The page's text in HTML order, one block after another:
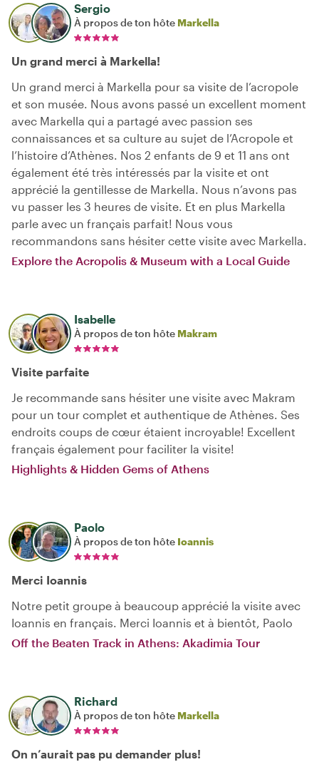
Sergio
À propos de ton hôte Markella
Un grand merci à Markella!
Un grand merci à Markella pour sa visite de l’acropole
et son musée. Nous avons passé un excellent moment
avec Markella qui a partagé avec passion ses
connaissances et sa culture au sujet de l’Acropole et
l’histoire d’Athènes. Nos 2 enfants de 9 et 11 ans ont
également été très intéressés par la visite et ont
apprécié la gentillesse de Markella. Nous n’avons pas
vu passer les 3 heures de visite. Et en plus Markella
parle avec un français parfait! Nous vous
recommandons sans hésiter cette visite avec Markella.
Explore the Acropolis & Museum with a Local Guide
Isabelle
À propos de ton hôte Makram
Visite parfaite
Je recommande sans hésiter une visite avec Makram
pour un tour complet et authentique de Athènes. Ses
endroits coups de cœur étaient incroyable! Excellent
français également pour faciliter la visite!
Highlights & Hidden Gems of Athens
Paolo
À propos de ton hôte Ioannis
Merci Ioannis
Notre petit groupe à beaucoup apprécié la visite avec
Ioannis en français. Merci Ioannis et à bientôt, Paolo
Off the Beaten Track in Athens: Akadimia Tour
Richard
À propos de ton hôte Markella
On n’aurait pas pu demander plus!